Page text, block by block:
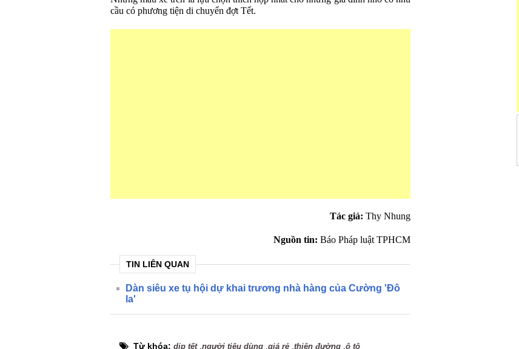
cầu có phương tiện di chuyển đợt Tết.
Tác giả: Thy Nhung
Nguồn tin: Báo Pháp luật TPHCM
TIN LIÊN QUAN
Dàn siêu xe tụ hội dự khai trương nhà hàng của Cường 'Đô
la'
Từ khóa: dịp tết, người tiêu dùng giá rẻ thiên đường ô tô